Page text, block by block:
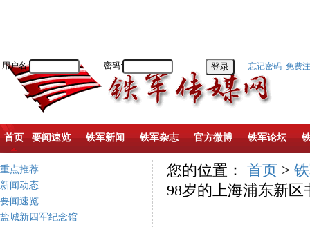
用户名: 密码: 忘记密码 免费
首页 要闻速览 铁军新闻 铁军杂志 官方微博 铁军论坛
重点推荐
新闻动态
要闻速览
盐城新四军纪念馆
您的位置： 首页 >
98岁的上海浦东新